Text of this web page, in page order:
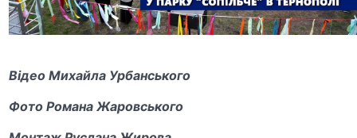
Відео Михайла Урбанського
Фото Романа Жаровського